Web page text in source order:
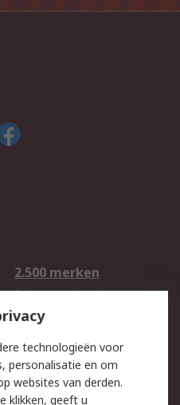
2.500 merken
Inkoopoplossingen
Technisch advies
technologieën voor
personalisatie en om
websites van derden.
klikken, geeft u